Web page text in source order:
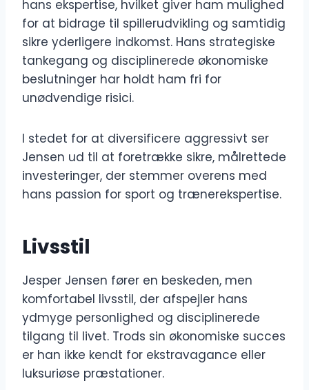
hans ekspertise, hvilket giver ham mulighed
for at bidrage til spillerudvikling og samtidig
sikre yderligere indkomst. Hans strategiske
tankegang og disciplinerede økonomiske
beslutninger har holdt ham fri for
unødvendige risici.
I stedet for at diversificere aggressivt ser
Jensen ud til at foretrække sikre, målrettede
investeringer, der stemmer overens med
hans passion for sport og trænerekspertise.
Livsstil
Jesper Jensen fører en beskeden, men
komfortabel livsstil, der afspejler hans
ydmyge personlighed og disciplinerede
tilgang til livet. Trods sin økonomiske succes
er han ikke kendt for ekstravagance eller
luksuriøse præstationer.